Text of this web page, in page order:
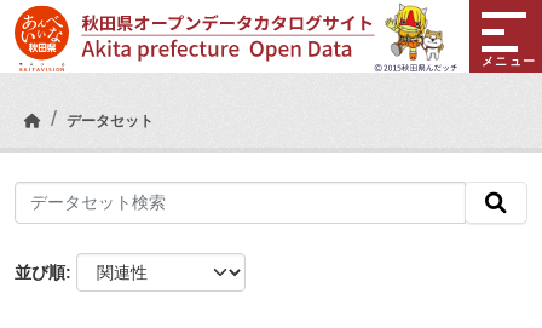
Skip to main content
メニュー
データセット
並び順